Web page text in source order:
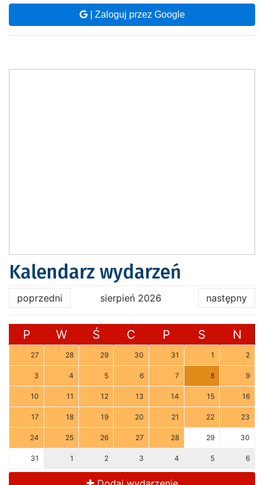
| Zaloguj przez Google
Kalendarz wydarzeń
poprzedni sierpień 2026 następny
P W Ś C P S N
27 28 29 30 31 1 2
3 4 5 6 7 8 9
10 11 12 13 14 15 16
17 18 19 20 21 22 23
24 25 26 27 28 29 30
31 1 2 3 4 5 6